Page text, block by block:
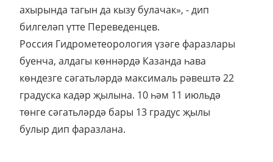
ахырында тагын да кызу булачак», - дип
билгеләп үтте Переведенцев.
Россия Гидрометеорология үзәге фаразлары
буенча, алдагы көннәрдә Казанда һава
көндезге сәгатьләрдә максималь рәвештә 22
градуска кадәр җылына. 10 һәм 11 июльдә
төнге сәгатьләрдә бары 13 градус җылы
булыр дип фаразлана.